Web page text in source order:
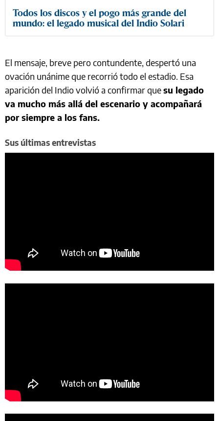
Todos los discos y el pogo más grande del
mundo: el legado musical del Indio Solari
El mensaje, breve pero contundente, despertó una
ovación unánime que recorrió todo el estadio. Esa
aparición del Indio volvió a confirmar quesu legado
va mucho más allá del escenario y acompañará
por siempre a los fans.
Sus últimas entrevistas